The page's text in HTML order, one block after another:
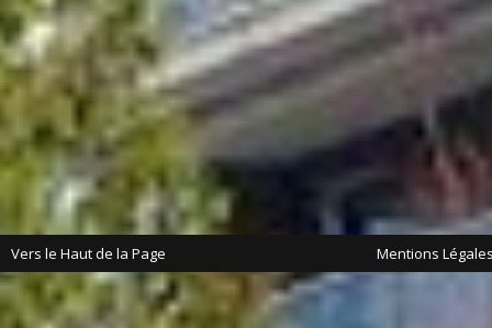
Vers le Haut de la Page Mentions